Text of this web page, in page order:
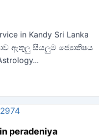
in Kandy Sri Lanka
ඇතුලු සියලුම ජ්‍යොතිෂය
peradeniya